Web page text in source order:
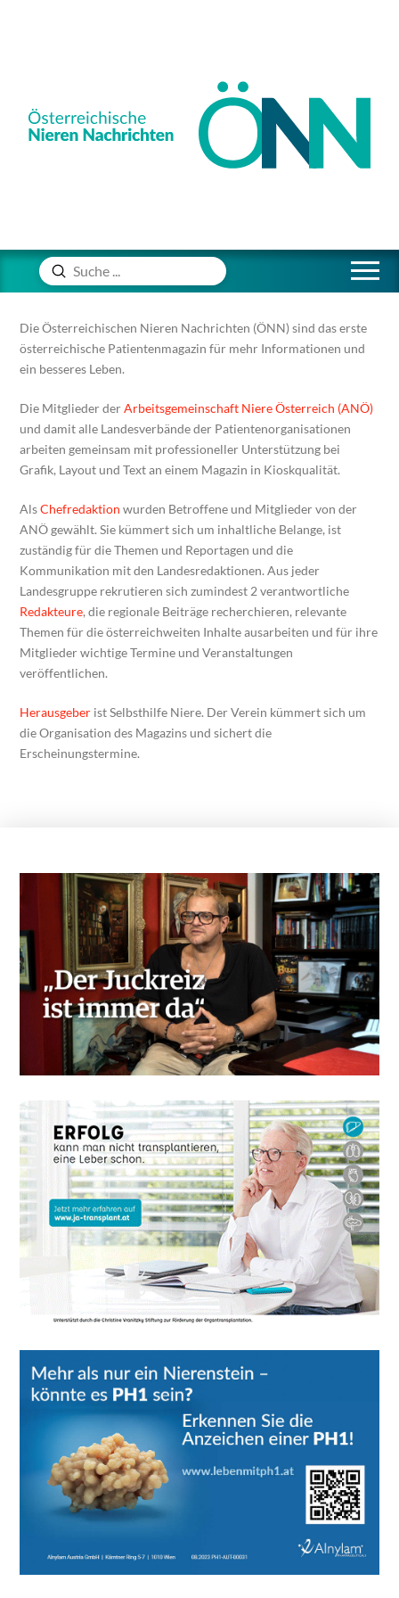
Suche
Absenden
Die Österreichischen Nieren Nachrichten (ÖNN) sind das erste
österreichische Patientenmagazin für mehr Informationen und
ein besseres Leben.
Die Mitglieder derArbeitsgemeinschaft Niere Österreich (ANÖ)
und damit alle Landesverbände der Patientenorganisationen
arbeiten gemeinsam mit professioneller Unterstützung bei
Grafik, Layout und Text an einem Magazin in Kioskqualität.
AlsChefredaktion wurden Betroffene und Mitglieder von der
ANÖ gewählt. Sie kümmert sich um inhaltliche Belange, ist
zuständig für die Themen und Reportagen und die
Kommunikation mit den Landesredaktionen. Aus jeder
Landesgruppe rekrutieren sich zumindest 2 verantwortliche
Redakteure, die regionale Beiträge recherchieren, relevante
Themen für die österreichweiten Inhalte ausarbeiten und für ihre
Mitglieder wichtige Termine und Veranstaltungen
veröffentlichen.
Herausgeber ist Selbsthilfe Niere. Der Verein kümmert sich um
die Organisation des Magazins und sichert die
Erscheinungstermine.